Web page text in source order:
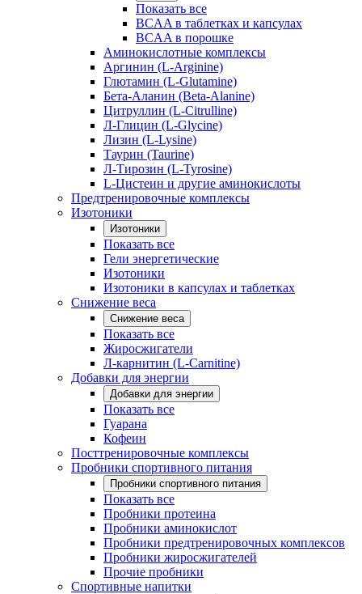
Показать все
BCAA в таблетках и капсулах
BCAA в порошке
Аминокислотные комплексы
Аргинин (L-Arginine)
Глютамин (L-Glutamine)
Бета-Аланин (Beta-Alanine)
Цитруллин (L-Citrulline)
Л-Глицин (L-Glycine)
Лизин (L-Lysine)
Таурин (Taurine)
Л-Тирозин (L-Tyrosine)
L-Цистеин и другие аминокислоты
Предтренировочные комплексы
Изотоники
Изотоники
Показать все
Гели энергетические
Изотоники
Изотоники в капсулах и таблетках
Снижение веса
Снижение веса
Показать все
Жиросжигатели
Л-карнитин (L-Carnitine)
Добавки для энергии
Добавки для энергии
Показать все
Гуарана
Кофеин
Посттренировочные комплексы
Пробники спортивного питания
Пробники спортивного питания
Показать все
Пробники протеина
Пробники аминокислот
Пробники предтренировочных комплексов
Пробники жиросжигателей
Прочие пробники
Спортивные напитки